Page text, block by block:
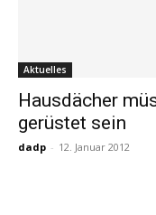
Aktuelles
Hausdächer
gerüstet sein
dadp - 12. Januar 2012